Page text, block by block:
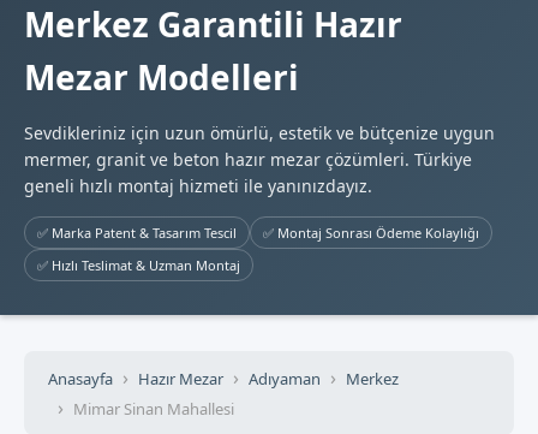
Merkez Garantili Hazır
Mezar Modelleri
Sevdikleriniz için uzun ömürlü, estetik ve bütçenize uygun
mermer, granit ve beton hazır mezar çözümleri. Türkiye
geneli hızlı montaj hizmeti ile yanınızdayız.
✅ Marka Patent & Tasarım Tescil
✅ Montaj Sonrası Ödeme Kolaylığı
✅ Hızlı Teslimat & Uzman Montaj
Anasayfa Hazır Mezar Adıyaman
Merkez
Mimar Sinan Mahallesi